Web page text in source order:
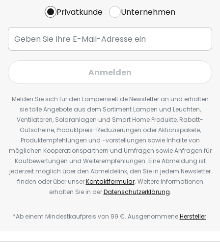
Privatkunde Unternehmen
Anmelden
Melden Sie sich für den Lampenwelt.de Newsletter an und erhalten
sie tolle Angebote aus dem Sortiment Lampen und Leuchten,
Ventilatoren, Solaranlagen und Smart Home Produkte, Rabatt-
Gutscheine, Produktpreis-Reduzierungen oder Aktionspakete,
Produktempfehlungen und -vorstellungen sowie Inhalte von
möglichen Kooperationspartnern und Umfragen sowie Anfragen für
Kaufbewertungen und Weiterempfehlungen. Eine Abmeldung ist
jederzeit möglich über den Abmeldelink, den Sie in jedem Newsletter
finden oder über unserKontaktformular. Weitere Informationen
erhalten Sie in derDatenschutzerklärung.
*Ab einem Mindestkaufpreis von 99 €. AusgenommeneHersteller.